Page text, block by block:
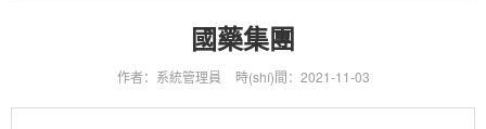
國藥集團
作者：系統管理員 時(shí)間：2021-11-03